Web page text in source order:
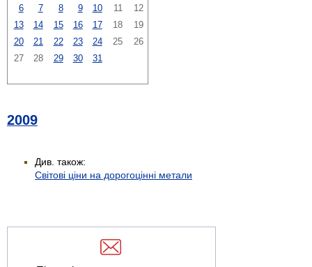
6
7 8 9 10 11
12
13
14 15 16 17 18
19
20
21 22 23 24 25
26
27
28 29 30 31
2009
Див. також:
Світові ціни на дорогоцінні метали